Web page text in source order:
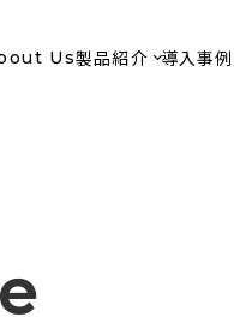
Us製品紹介 導入事例